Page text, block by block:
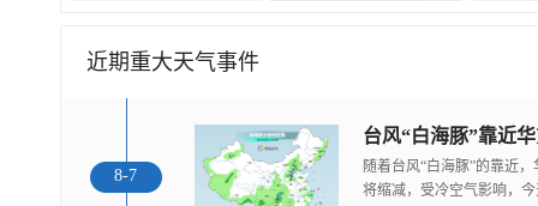
近期重大天气事件
8-7
随着台风“白海豚”的靠近
将缩减，受冷空气影响，